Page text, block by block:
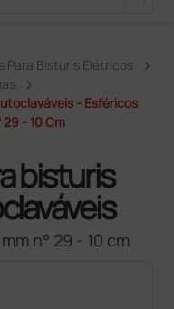
Para Bisturis Elétricos
- Esféricos
- 10 Cm
bisturis
n° 29 - 10 cm